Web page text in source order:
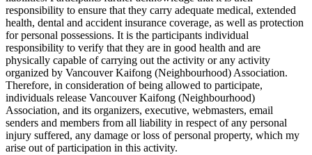
responsibility to ensure that they carry adequate medical, extended
health, dental and accident insurance coverage, as well as protection
for personal possessions. It is the participants individual
responsibility to verify that they are in good health and are
physically capable of carrying out the activity or any activity
organized by Vancouver Kaifong (Neighbourhood) Association.
Therefore, in consideration of being allowed to participate,
individuals release Vancouver Kaifong (Neighbourhood)
Association, and its organizers, executive, webmasters, email
senders and members from all liability in respect of any personal
injury suffered, any damage or loss of personal property, which my
arise out of participation in this activity.